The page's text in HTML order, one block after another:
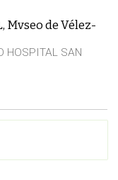
Mvseo de Vélez-
HOSPITAL SAN